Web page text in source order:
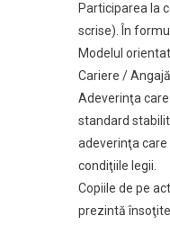
Participarea la
scrise). În
Modelul
Cariere /
Adeverinţa
standard
adeverinţa
condiţiile legii.
Copiile de pe
prezintă